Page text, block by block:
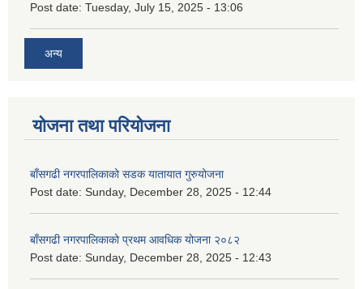
Post date: Tuesday, July 15, 2025 - 13:06
अन्य
योजना तथा परियोजना
बाँसगढी नगरपालिकाको सडक यातायात गुरुयोजना
Post date: Sunday, December 28, 2025 - 12:44
बाँसगढी नगरपालिकाको प्रथम आवधिक योजना २०८२
Post date: Sunday, December 28, 2025 - 12:43